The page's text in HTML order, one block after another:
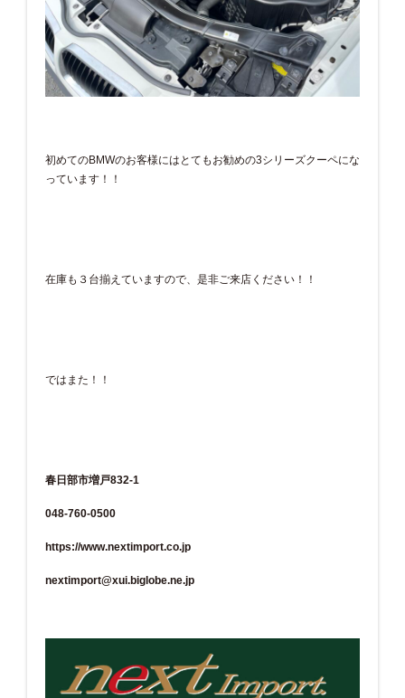
初めてのBMWのお客様にはとてもお勧めの3シリーズクーペにな
っています！！
在庫も３台揃えていますので、是非ご来店ください！！
ではまた！！
春日部市増戸832-1
048-760-0500
https://www.nextimport.co.jp
nextimport@xui.biglobe.ne.jp